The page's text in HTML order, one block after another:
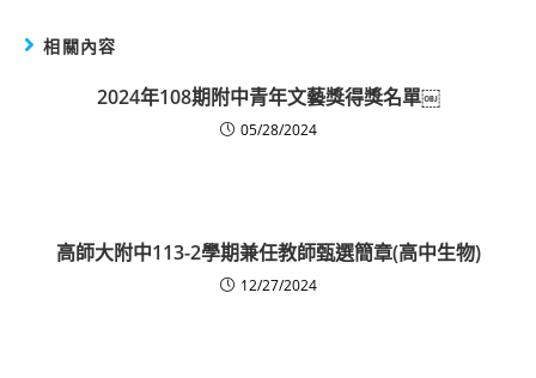
相關內容
2024年108期附中青年文藝獎得獎名單￼
05/28/2024
高師大附中113-2學期兼任教師甄選簡章(高中生物)
12/27/2024